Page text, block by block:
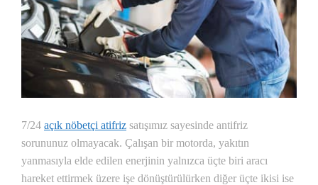
7/24 açık nöbetçi atifriz satışımız sayesinde antifriz
sorununuz olmayacak. Çalışan bir motorda, yakıtın
yanmasıyla elde edilen enerjinin yalnızca üçte biri aracı
hareket ettirmek üzere işe dönüştürülürken diğer üçte ikisi ise